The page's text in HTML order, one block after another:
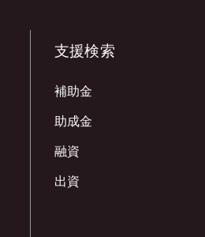
支援検索
補助金
助成金
融資
出資